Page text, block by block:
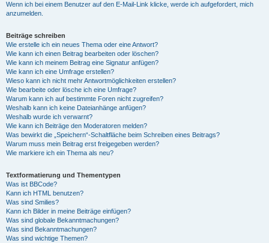
Wenn ich bei einem Benutzer auf den E-Mail-Link klicke, werde ich aufgefordert, mich
anzumelden.
Beiträge schreiben
Wie erstelle ich ein neues Thema oder eine Antwort?
Wie kann ich einen Beitrag bearbeiten oder löschen?
Wie kann ich meinem Beitrag eine Signatur anfügen?
Wie kann ich eine Umfrage erstellen?
Wieso kann ich nicht mehr Antwortmöglichkeiten erstellen?
Wie bearbeite oder lösche ich eine Umfrage?
Warum kann ich auf bestimmte Foren nicht zugreifen?
Weshalb kann ich keine Dateianhänge anfügen?
Weshalb wurde ich verwarnt?
Wie kann ich Beiträge den Moderatoren melden?
Was bewirkt die „Speichern“-Schaltfläche beim Schreiben eines Beitrags?
Warum muss mein Beitrag erst freigegeben werden?
Wie markiere ich ein Thema als neu?
Textformatierung und Thementypen
Was ist BBCode?
Kann ich HTML benutzen?
Was sind Smilies?
Kann ich Bilder in meine Beiträge einfügen?
Was sind globale Bekanntmachungen?
Was sind Bekanntmachungen?
Was sind wichtige Themen?